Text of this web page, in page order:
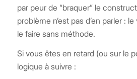
par peur de “braquer” le
problème n’est pas d’en parler :
le faire sans méthode.
Si vous êtes en retard (ou sur le
logique à suivre :